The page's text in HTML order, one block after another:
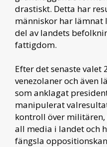
drastiskt. Detta har
människor har lämnat
del av landets
fattigdom.
Efter det senaste valet
venezolaner och även
som anklagat
manipulerat
kontroll över
all media i landet och
fängsla